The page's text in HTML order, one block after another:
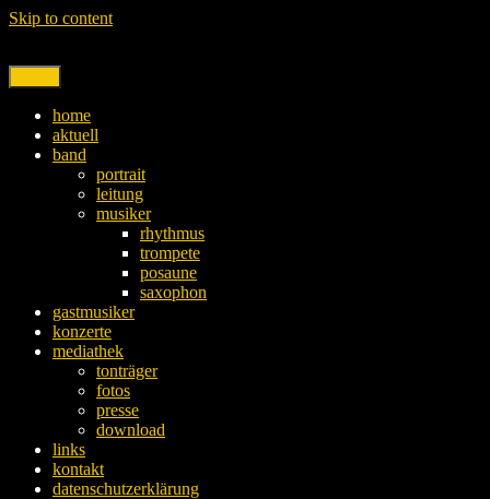
Skip to content
home
aktuell
band
portrait
leitung
musiker
rhythmus
trompete
posaune
saxophon
gastmusiker
konzerte
mediathek
tonträger
fotos
presse
download
links
kontakt
datenschutzerklärung